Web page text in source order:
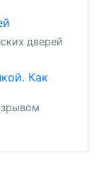
дверей